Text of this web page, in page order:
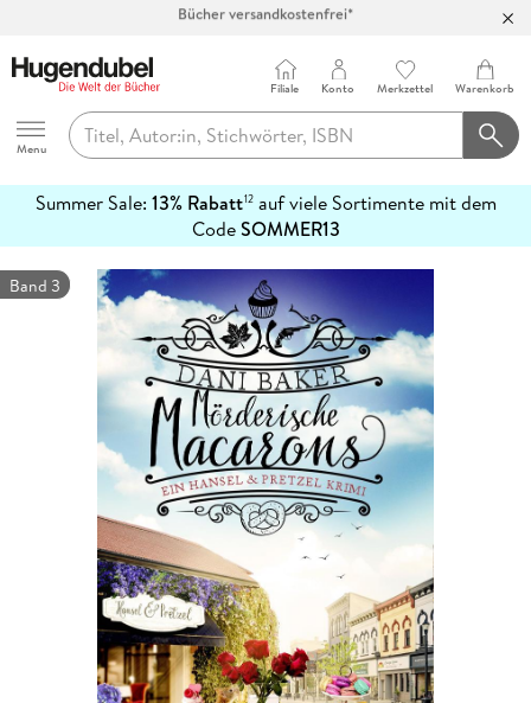
100 Tage Rückgaberecht***
Abholung in über 100 Filialen
Hugendubel
Menu
Filiale Konto Merkzettel Warenkorb
Summer Sale: 13% Rabatt12auf viele Sortimente mit dem
CodeSOMMER13
erfahren
Band 3